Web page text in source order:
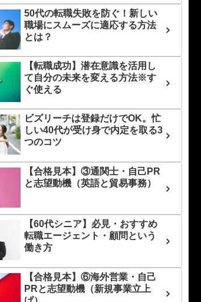
50代の転職失敗を防ぐ！新しい
職場にスムーズに適応する方法
とは？
【転職成功】潜在意識を活用し
て自分の未来を変える方法※す
ぐ使える
ビズリーチは登録だけでOK。忙
しい40代が受け身で内定を取る3
つのコツ
【合格見本】③通関士・自己PR
と志望動機（英語と貿易事務）
【60代シニア】必見・おすすめ
転職エージェント・顧問という
働き方
【合格見本】⑥海外営業・自己
PRと志望動機（新規事業立上